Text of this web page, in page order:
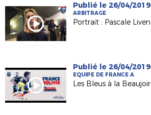
Publié le 26/04/2019
ARBITRAGE
Publié le 26/04/2019
EQUIPE DE FRANCE A